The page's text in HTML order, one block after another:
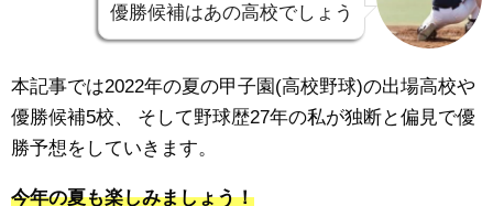
優勝候補はあの高校でしょう
本記事では2022年の夏の甲子園(高校野球)の出場高校や
優勝候補5校、
そして野球歴27年の私が独断と偏見で優
勝予想をしていきます。
今年の夏も楽しみましょう！